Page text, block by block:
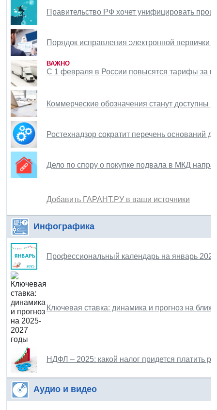
Правительство РФ хочет унифицировать
Порядок исправления электронной первички
ВАЖНО
С 1 февраля в России повысятся тарифы за
Коммерческие обозначения станут доступны
Ростехнадзор сократит перечень оснований
Дело по спору о покупке подвала в МКД
Добавить ГАРАНТ.РУ в ваши источники
Инфографика
Профессиональный календарь на январь
Ключевая ставка: динамика и прогноз на
НДФЛ – 2025: какой налог придется платить
Аудио и видео